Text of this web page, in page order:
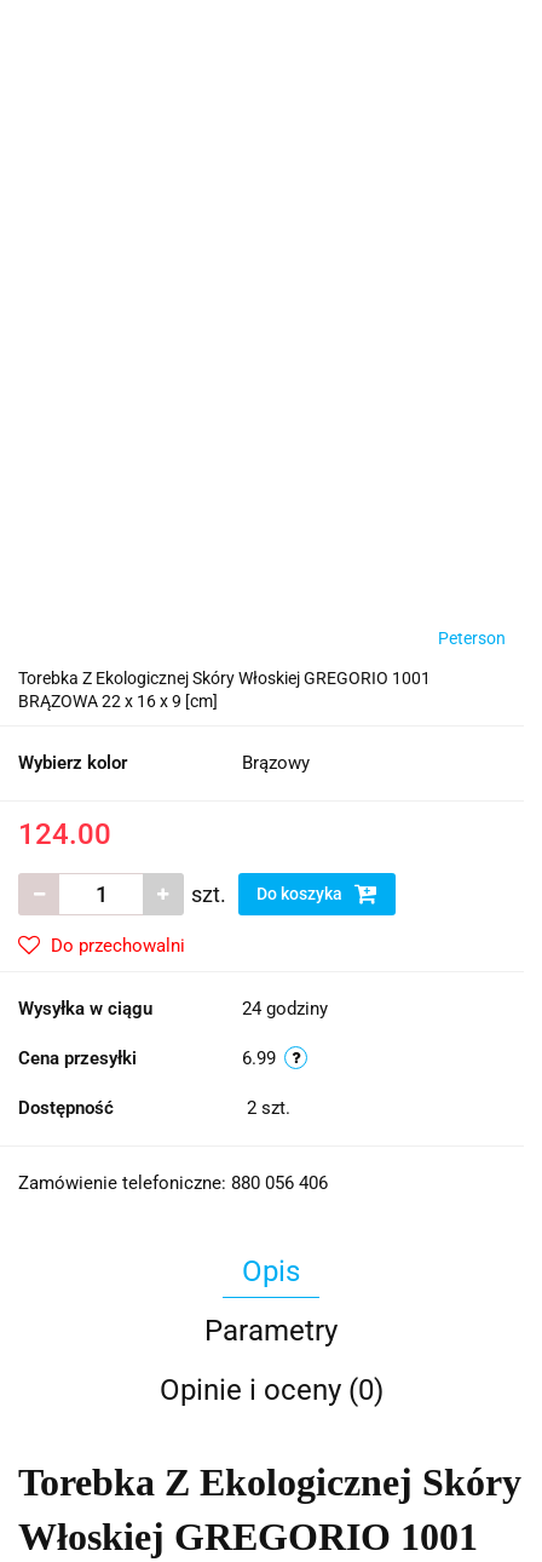
Peterson
Torebka Z Ekologicznej Skóry Włoskiej GREGORIO 1001
BRĄZOWA 22 x 16 x 9 [cm]
Wybierz kolor Brązowy
124.00
szt. Do koszyka
Do przechowalni
Wysyłka w ciągu 24 godziny
Cena przesyłki 6.99
Dostępność 2 szt.
Zamówienie telefoniczne: 880 056 406
Opis
Parametry
Opinie i oceny (0)
Torebka Z Ekologicznej Skóry
Włoskiej GREGORIO 1001